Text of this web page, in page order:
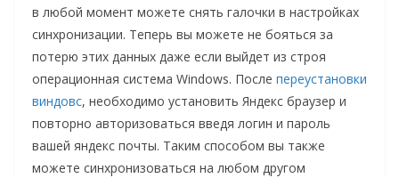
в любой момент можете снять галочки в настройках
синхронизации. Теперь вы можете не бояться за
потерю этих данных даже если выйдет из строя
операционная система Windows. После переустановки
виндовс, необходимо установить Яндекс браузер и
повторно авторизоваться введя логин и пароль
вашей яндекс почты. Таким способом вы также
можете синхронизоваться на любом другом